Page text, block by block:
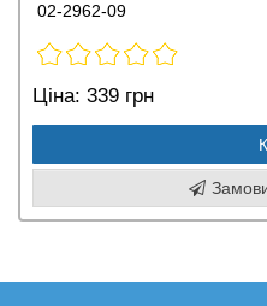
02-2962-09
Ціна: 339 грн